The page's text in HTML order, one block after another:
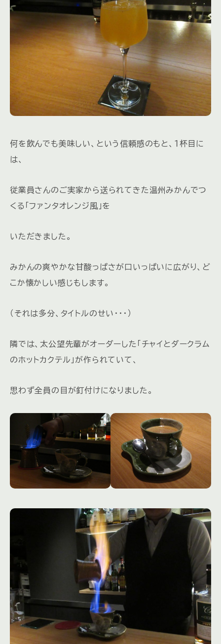
何を飲んでも美味しい、という信頼感のもと、１杯目に
は、
従業員さんのご実家から送られてきた温州みかんでつ
くる「ファンタオレンジ風」を
いただきました。
みかんの爽やかな甘酸っぱさが口いっぱいに広がり、ど
こか懐かしい感じもします。
（それは多分、タイトルのせい・・・）
隣では、太公望先輩がオーダーした「チャイとダークラム
のホットカクテル」が作られていて、
思わず全員の目が釘付けになりました。